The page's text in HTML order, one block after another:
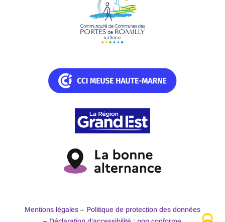
Mentions légales– Politique de protection des données